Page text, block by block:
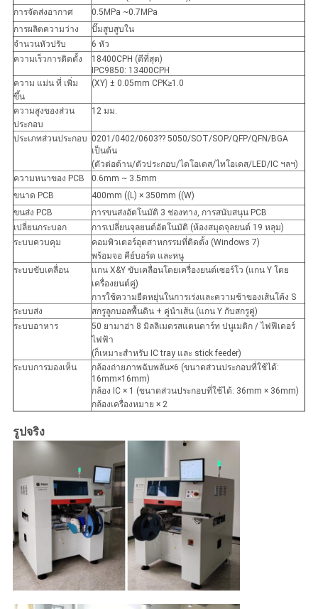
การจัดส่งอากาศ
0.5MPa ~0.7MPa
การผลิตความว่าง
ปั๊มสูบสูบใน
จํานวนหัวปรับ
6 หัว
ความเร็วการติดตั้ง
18400CPH (ดีที่สุด)
IPC9850: 13400CPH
ความ แม่น ที่ เพิ่ม
ขึ้น
(XY) ± 0.05mm CPK≥1.0
ความสูงของส่วน
ประกอบ
12 มม.
ประเภทส่วนประกอบ 0201/0402/0603?? 5050/SOT/SOP/QFP/QFN/BGA
เป็นต้น
(ตัวต่อต้าน/ตัวประกอบ/ไดโอเดส/ไทโอเดส/LED/IC ฯลฯ)
ความหนาของ PCB
0.6mm ~ 3.5mm
ขนาด PCB
400mm ((L) × 350mm ((W)
ขนส่ง PCB
การขนส่งอัตโนมัติ 3 ช่องทาง, การสนับสนุน PCB
เปลี่ยนกระบอก
การเปลี่ยนจุลยนต์อัตโนมัติ (ห้องสมุดจุลยนต์ 19 หลุม)
ระบบควบคุม
คอมพิวเตอร์อุตสาหกรรมที่ติดตั้ง (Windows 7)
พร้อมจอ คีย์บอร์ด และหนู
ระบบขับเคลื่อน
แกน X&Y ขับเคลื่อนโดยเครื่องยนต์เซอร์โว (แกน Y โดย
เครื่องยนต์คู่)
การใช้ความยืดหยุ่นในการเร่งและความช้าของเส้นโค้ง S
ระบบส่ง
สกรูลูกบอลพื้นดิน + คู่นําเส้น (แกน Y กับสกรูคู่)
ระบบอาหาร
50 ยามาฮ่า 8 มิลลิเมตรสแตนดาร์ท ปนูเมติก / ไฟฟีเดอร์
ไฟฟ้า
(ก็เหมาะสําหรับ IC tray และ stick feeder)
ระบบการมองเห็น
กล้องถ่ายภาพฉับพลัน×6 (ขนาดส่วนประกอบที่ใช้ได้:
16mm×16mm)
กล้อง IC × 1 (ขนาดส่วนประกอบที่ใช้ได้: 36mm × 36mm)
กล้องเครื่องหมาย × 2
รูปจริง